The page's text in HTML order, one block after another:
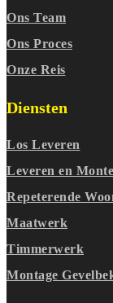
Ons Team
Ons Proces
Onze Reis
Diensten
Los Leveren
Leveren en
Repeterende
Maatwerk
Timmerwerk
Montage